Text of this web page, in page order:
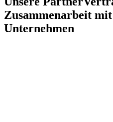
Zusammenarbeit mit
Unternehmen